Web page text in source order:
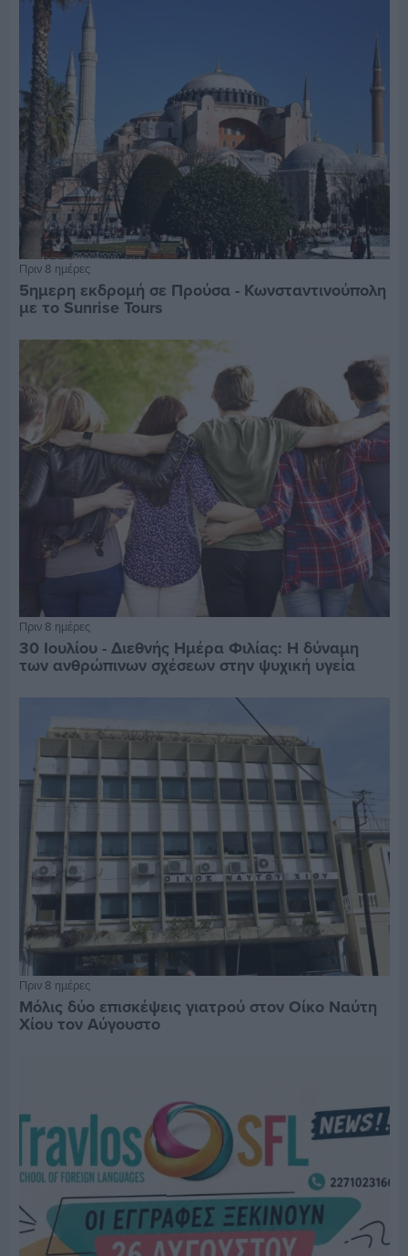
Πριν 8 ημέρες
5ημερη εκδρομή σε Προύσα - Κωνσταντινούπολη
με το Sunrise Tours
Πριν 8 ημέρες
30 Ιουλίου - Διεθνής Ημέρα Φιλίας: Η δύναμη
των ανθρώπινων σχέσεων στην ψυχική υγεία
Πριν 8 ημέρες
Μόλις δύο επισκέψεις γιατρού στον Οίκο Ναύτη
Χίου τον Αύγουστο